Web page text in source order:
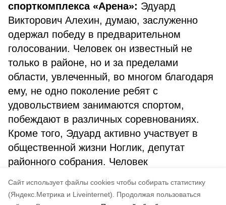
Cайт использует файлы cookies чтобы собирать статистику
(Яндекс.Метрика и Liveinternet).
Продолжая пользоваться
спорткомплекса «Арена»: Эдуард
Викторович Алехин, думаю, заслуженно
одержал победу в предварительном
голосовании. Человек он известный не
только в районе, но и за пределами
области, увлеченный, во многом благодаря
ему, не одно поколение ребят с
удовольствием занимаются спортом,
побеждают в различных соревнованиях.
Кроме того, Эдуард активно участвует в
общественной жизни Ноглик, депутат
районного собрания. Человек
своего дела.